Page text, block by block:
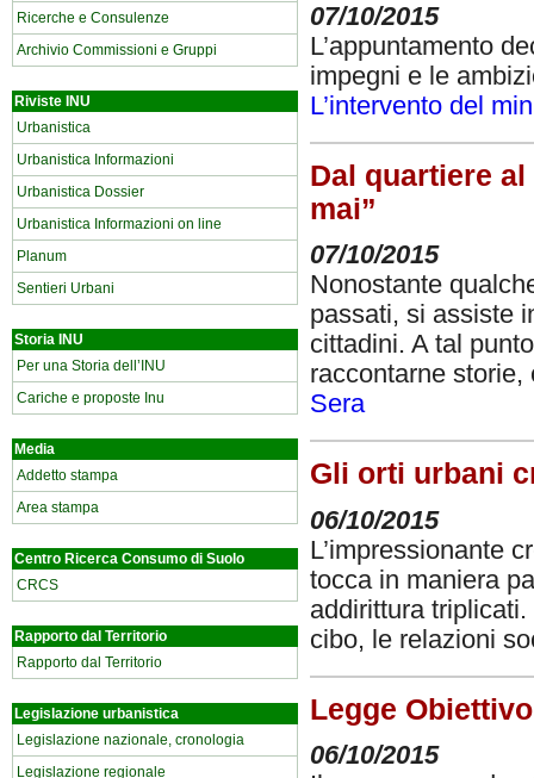
Ricerche e Consulenze
Archivio Commissioni e Gruppi
Riviste INU
Urbanistica
Urbanistica Informazioni
Urbanistica Dossier
Urbanistica Informazioni on line
Planum
Sentieri Urbani
Storia INU
Per una Storia dell’INU
Cariche e proposte Inu
Media
Addetto stampa
Area stampa
Centro Ricerca Consumo di Suolo
CRCS
Rapporto dal Territorio
Rapporto dal Territorio
Legislazione urbanistica
Legislazione nazionale, cronologia
Legislazione regionale
07/10/2015
L’appuntamento
impegni e le
L’intervento del
Dal quartiere
mai”
07/10/2015
Nonostante
passati, si assiste
cittadini. A tal
raccontarne
Sera
Gli orti urbani
06/10/2015
L’impressionante
tocca in maniera
addirittura
cibo, le relazioni
Legge
06/10/2015